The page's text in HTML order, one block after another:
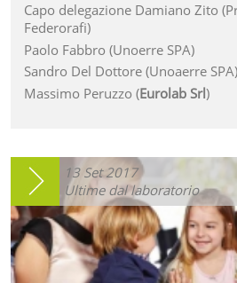
Capo delegazione Damiano Zito
Federorafi)
Paolo Fabbro (Unoerre SPA)
Sandro Del Dottore (Unoaerre SPA)
Massimo Peruzzo (Eurolab Srl)
13 Set 2017
Ultime dal laboratorio